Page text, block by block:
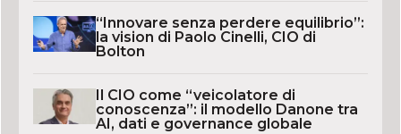
“Innovare senza perdere equilibrio”:
la vision di Paolo Cinelli, CIO di
Bolton
Il CIO come “veicolatore di
conoscenza”: il modello Danone tra
AI, dati e governance globale